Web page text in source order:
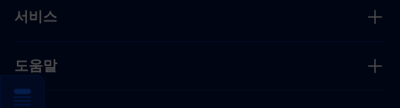
서비스
도움말